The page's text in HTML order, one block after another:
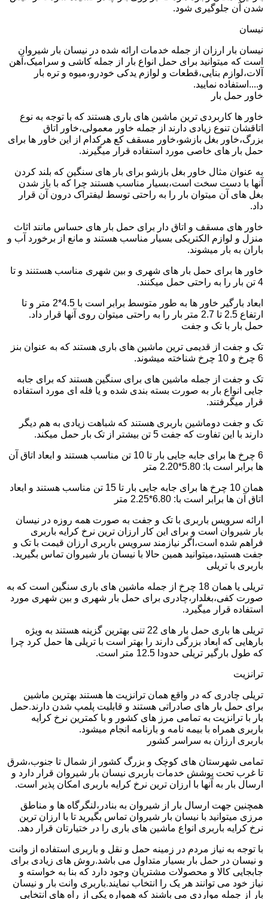
شدن آن جلوگیری شود.
نیسان
نیسان بار ارزان از جمله خدمات ارائه شده در نیسان بار شیروان
است که میتوانید برای حمل انواع بار از جمله کاشی و سرامیک،آهن
آلات،لوازم بنایی،قطعات و لوازم یدکی خودرو،میوه و تره بار
و....استفاده نمایید.
خاور حمل بار
خاور ها کاربردی ترین ماشین های باری هستند که با توجه به نوع
اتاقشان تنوع زیادی دارند از جمله خاور معمولی،خاور اتاق
بزرگ،خاور بغل بازشو،خاور مسقف کع هرکدام از این خاور ها برای
حمل بار های خاصی مورد استفاده قرار میگیرند.
به عنوان مثال خاور بغل بازشو برای بار های سنگین که بلند کردن
آنها با دست سخت است،بسیار مناسب هستند چرا که با باز شدن
بغل های آن میتوان بار را به راحتی توسط لیفتراک درون آن قرار
داد.
خاور های مسقف و اتاق دار برای حمل بار های حساس مانند اثاث
منزل و لوازم الکتریکی بسیار مناسب هستند و مانع از برخورد آب و
باران به بار میشوند.
خاور ها برای حمل بار های شهری و بین شهری مناسب هستنند و تا
4 تن بار را به راحتی حمل میکنند.
ابعاد بارگیر خاور ها به طور متوسط برابر است با 4.5*2 متر و تا
ارتفاع 2.5 تا 2.7 متر بار را به راحتی میتوان روی آنها قرار داد.
حمل بار با تک و جفت
تک و جفت از قدیمی ترین ماشین های باری هستند که به عنوان بنز
6 چرخ و 10 چرخ شناخته میشوند.
تک و جفت از جمله ماشین های برای سنگین هستند که برای جابه
جایی انواع بار به صورت بسته بندی شده و یا فله ای مورد استفاده
قرار میگرفتند.
تک و جفت دوماشین باربری هستند که شباهت زیادی به هم دیگر
دارند با این تفاوت که جفت 5 تن بیشتر از تک بار حمل میکند.
6 چرخ ها برای جابه جایی بار تا 10 تن مناسب هستند و ابعاد اتاق آن
ها برابر است با: 5.80*2.20 متر
همان 10 چرخ ها برای جابه جایی بار تا 15 تن مناسب هستند و ابعاد
اتاق آن ها برابر است با: 6.80*2.25 متر
ارائه سرویس باربری با تک و جفت به صورت همه روزه در نیسان
بار شیروان است و برای این کار ارزان ترین نرخ کرایه باربری
فراهم شده است،اگر نیازمند سرویس باربری ارزان قیمت با تک و
جفت هستید،میتوانید همین حالا با نیسان بار شیروان تماس بگیرید.
باربری با تریلی
تریلی یا همان 18 چرخ از جمله ماشین های باری سنگین است که به
صورت کفی،بغلدار،چادری برای حمل بار شهری و بین شهری مورد
استفاده قرار میگیرد.
تریلی ها باری حمل بار های 22 تنی بهترین گزینه هستند به ویژه
بارهایی که ابعاد بزرگی دارند را بهتر است با تریلی ها حمل کرد چرا
که طول بارگیر تریلی حدودا 12.5 متر است.
ترانزیت
تریلی چادری که در واقع همان ترانزیت ها هستند بهترین ماشین
برای حمل بار های صادراتی هستند و قابلیت پلمپ شدن دارند.حمل
بار با ترانزیت به تمامی مرز های کشور و با کمترین نرخ کرایه
باربری همراه با بیمه نامه و بارنامه انجام میشود.
باربری ارزان به سراسر کشور
تمامی شهرستان های کوچک و بزرگ کشور از شمال تا جنوب،شرق
تا غرب تحت پوشش خدمات باربری نیسان بار شیروان قرار دارد و
ارسال بار به آنها با ارزان ترین نرخ کرایه باربری امکان پذیر است.
همچنین جهت ارسال بار از شیروان به بنادر،لنگرگاه ها و مناطق
مرزی میتوانید با نیسان بار شیروان تماس بگیرید تا با ارزان ترین
نرخ کرایه باربری انواع ماشین های باری را در ختیارتان قرار دهد.
با توجه به نیاز مردم در زمینه حمل و نقل و باربری استفاده از وانت
و نیسان در حمل بار بسیار متداول می باشد.روش های زیادی برای
جابجایی کالا و محصولات مشتریان وجود دارد که بنا به خواسته و
نیاز خود می توانند هر یک را انتخاب نمایند.باربری وانت بار و نیسان
بار از جمله مواردی می باشند که همواره یکی از راه های انتخابی